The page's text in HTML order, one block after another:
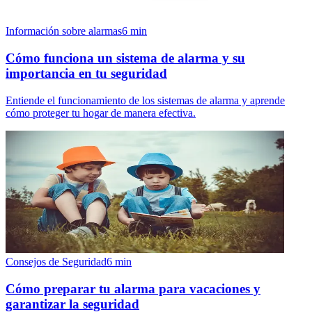
Información sobre alarmas6 min
Cómo funciona un sistema de alarma y su
importancia en tu seguridad
Entiende el funcionamiento de los sistemas de alarma y aprende
cómo proteger tu hogar de manera efectiva.
Consejos de Seguridad6 min
Cómo preparar tu alarma para vacaciones y
garantizar la seguridad